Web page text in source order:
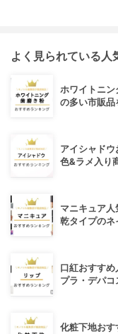
よく見られている人
ホワイトニン
の多い市販品
アイシャド
色&ラメ入り
マニキュア
乾タイプのネ
口紅おすす
プラ・デパコ
化粧下地おす